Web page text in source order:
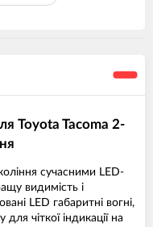
Toyota Tacoma 2-
сучасними LED-
видимість і
LED габаритні вогні,
чіткої індикації на